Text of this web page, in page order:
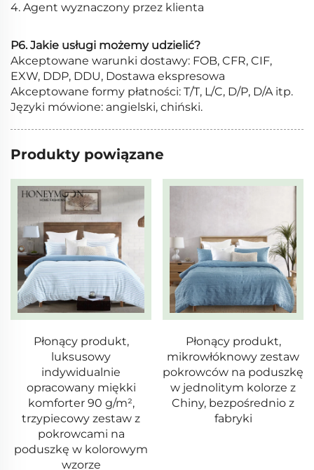
4. Agent wyznaczony przez klienta
P6. Jakie usługi możemy udzielić?
Akceptowane warunki dostawy: FOB, CFR, CIF,
EXW, DDP, DDU, Dostawa ekspresowa
Akceptowane formy płatności: T/T, L/C, D/P, D/A itp.
Języki mówione: angielski, chiński.
Produkty powiązane
Płonący produkt,
mikrowłóknowy zestaw
pokrowców na poduszkę
w jednolitym kolorze z
Chiny, bezpośrednio z
fabryki
Powszechny luksusowy
super miękki komplet
kołder nowoczesnych na
zamówienie, 3 sztuki,
król